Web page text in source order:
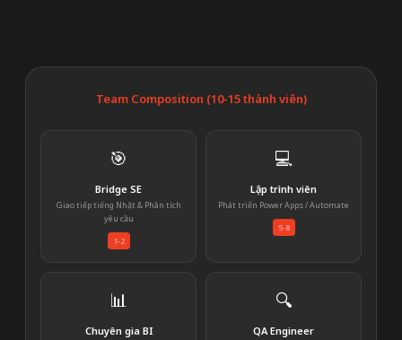
Team Composition (10-15 thành viên)
🎯
Bridge SE
Giao tiếp tiếng Nhật & Phân tích
yêu cầu
1-2
💻
Lập trình viên
Phát triển Power Apps / Automate
5-8
📊
Chuyên gia BI
🔍
QA Engineer